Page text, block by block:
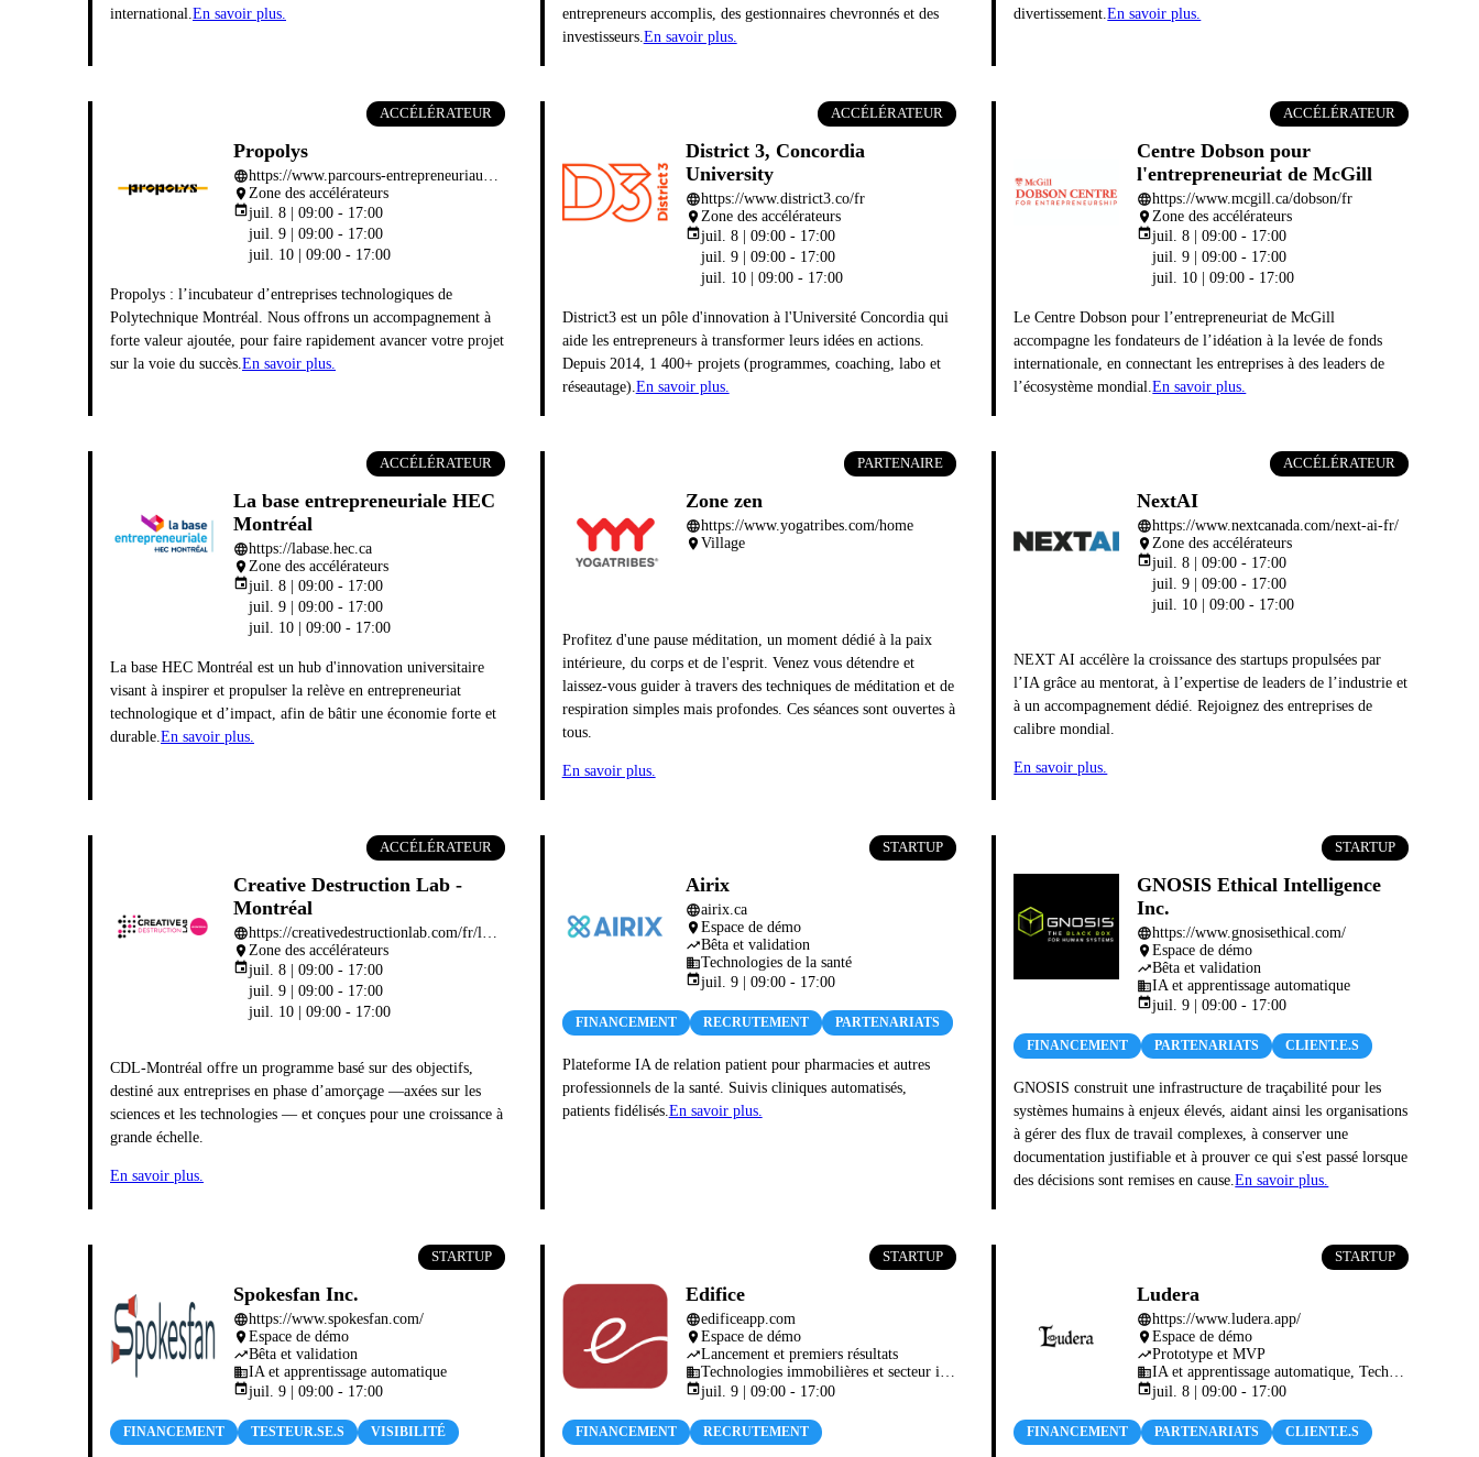
international. En savoir plus.
entrepreneurs accomplis, des gestionnaires chevronnés et des
investisseurs. En savoir plus.
divertissement.En savoir plus.
ACCÉLÉRATEUR
Propolys
language
place Zone des accélérateurs
eventjuil. 8 | 09:00 - 17:00
juil. 9 | 09:00 - 17:00
juil. 10 | 09:00 - 17:00
Propolys : l’incubateur d’entreprises technologiques de
Polytechnique Montréal. Nous offrons un accompagnement à
forte valeur ajoutée, pour faire rapidement avancer votre projet
sur la voie du succès. En savoir plus.
ACCÉLÉRATEUR
District 3, Concordia
University
languagehttps://www.district3.co/fr
place Zone des accélérateurs
eventjuil. 8 | 09:00 - 17:00
juil. 9 | 09:00 - 17:00
juil. 10 | 09:00 - 17:00
District3 est un pôle d'innovation à l'Université Concordia qui
aide les entrepreneurs à transformer leurs idées en actions.
Depuis 2014, 1 400+ projets (programmes, coaching, labo et
réseautage). En savoir plus.
ACCÉLÉRATEUR
Centre Dobson pour
l'entrepreneuriat de McGill
languagehttps://www.mcgill.ca/dobson/fr
place Zone des accélérateurs
eventjuil. 8 | 09:00 - 17:00
juil. 9 | 09:00 - 17:00
juil. 10 | 09:00 - 17:00
Le Centre Dobson pour l’entrepreneuriat de McGill
accompagne les fondateurs de l’idéation à la levée de fonds
internationale, en connectant les entreprises à des leaders de
l’écosystème mondial.En savoir plus.
ACCÉLÉRATEUR
La base entrepreneuriale HEC
Montréal
languagehttps://labase.hec.ca
place Zone des accélérateurs
eventjuil. 8 | 09:00 - 17:00
juil. 9 | 09:00 - 17:00
juil. 10 | 09:00 - 17:00
La base HEC Montréal est un hub d'innovation universitaire
visant à inspirer et propulser la relève en entrepreneuriat
technologique et d’impact, afin de bâtir une économie forte et
durable. En savoir plus.
PARTENAIRE
Zone zen
languagehttps://www.yogatribes.com/home
place Village
Profitez d'une pause méditation, un moment dédié à la paix
intérieure, du corps et de l'esprit. Venez vous détendre et
laissez-vous guider à travers des techniques de méditation et de
respiration simples mais profondes. Ces séances sont ouvertes à
tous.
En savoir plus.
ACCÉLÉRATEUR
NextAI
languagehttps://www.nextcanada.com/next-ai-fr/
place Zone des accélérateurs
eventjuil. 8 | 09:00 - 17:00
juil. 9 | 09:00 - 17:00
juil. 10 | 09:00 - 17:00
NEXT AI accélère la croissance des startups propulsées par
l’IA grâce au mentorat, à l’expertise de leaders de l’industrie et
à un accompagnement dédié. Rejoignez des entreprises de
calibre mondial.
En savoir plus.
ACCÉLÉRATEUR
Creative Destruction Lab -
Montréal
language https://creativedestructionlab.com/fr/locations/montreal/
place Zone des accélérateurs
eventjuil. 8 | 09:00 - 17:00
juil. 9 | 09:00 - 17:00
juil. 10 | 09:00 - 17:00
CDL‑Montréal offre un programme basé sur des objectifs,
destiné aux entreprises en phase d’amorçage —axées sur les
sciences et les technologies — et conçues pour une croissance à
grande échelle.
En savoir plus.
STARTUP
Airix
languageairix.ca
place Espace de démo
trending_upBêta et validation
businessTechnologies de la santé
eventjuil. 9 | 09:00 - 17:00
FINANCEMENT RECRUTEMENT PARTENARIATS
Plateforme IA de relation patient pour pharmacies et autres
professionnels de la santé. Suivis cliniques automatisés,
patients fidélisés.En savoir plus.
STARTUP
GNOSIS Ethical Intelligence
Inc.
languagehttps://www.gnosisethical.com/
placeEspace de démo
trending_upBêta et validation
businessIA et apprentissage automatique
eventjuil. 9 | 09:00 - 17:00
FINANCEMENT PARTENARIATS CLIENT.E.S
GNOSIS construit une infrastructure de traçabilité pour les
systèmes humains à enjeux élevés, aidant ainsi les organisations
à gérer des flux de travail complexes, à conserver une
documentation justifiable et à prouver ce qui s'est passé lorsque
des décisions sont remises en cause.En savoir plus.
STARTUP
Spokesfan Inc.
languagehttps://www.spokesfan.com/
place Espace de démo
trending_upBêta et validation
businessIA et apprentissage automatique
eventjuil. 9 | 09:00 - 17:00
FINANCEMENT TESTEUR.SE.S VISIBILITÉ
STARTUP
Edifice
languageedificeapp.com
place Espace de démo
trending_upLancement et premiers résultats
business Technologies immobilières et secteur immobilier
eventjuil. 9 | 09:00 - 17:00
FINANCEMENT RECRUTEMENT
STARTUP
Ludera
languagehttps://www.ludera.app/
placeEspace de démo
trending_upPrototype et MVP
business IA et apprentissage automatique, Technologies éducatives, Jeux vidéo, Web3, chaîne de blocs et cryptomonnaies
eventjuil. 8 | 09:00 - 17:00
FINANCEMENT PARTENARIATS CLIENT.E.S